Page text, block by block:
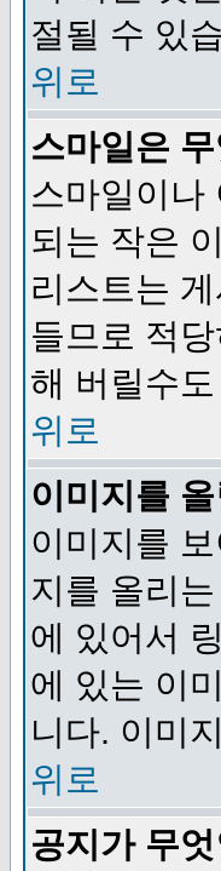
절될 수 있
위로
스마일은
스마일이나
되는 작은
리스트는
들므로 적
해 버릴수
위로
이미지를
이미지를
지를 올리
에 있어서
에 있는 이
니다. 이미
위로
공지가 무